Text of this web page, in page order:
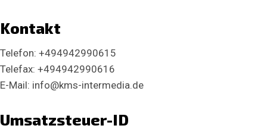
Kontakt
Telefon: +494942990615
Telefax: +494942990616
E-Mail: info@kms-intermedia.de
Umsatzsteuer-ID